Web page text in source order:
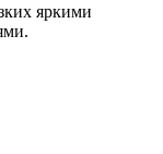
яркими